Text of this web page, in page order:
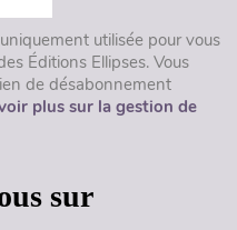
utilisée pour vous
Éditions Ellipses. Vous
de désabonnement
plus sur la gestion de
sur